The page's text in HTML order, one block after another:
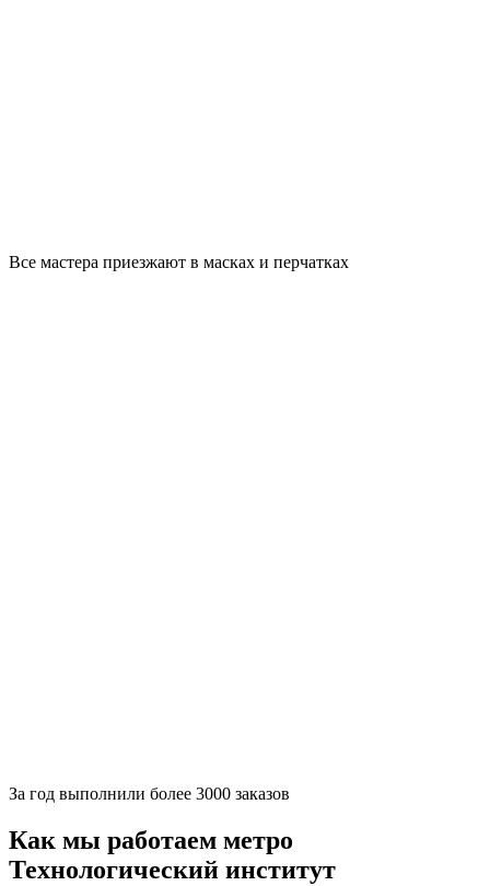
Все мастера приезжают в масках и перчатках
За год выполнили более 3000 заказов
Как мы работаем метро
Технологический институт